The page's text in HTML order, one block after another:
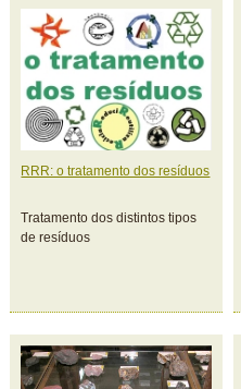
RRR: o tratamento dos resíduos
Tratamento dos distintos tipos
de resíduos